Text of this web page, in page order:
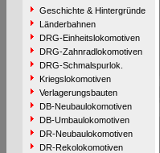
Geschichte & Hintergründe
Länderbahnen
DRG-Einheitslokomotiven
DRG-Zahnradlokomotiven
DRG-Schmalspurlok.
Kriegslokomotiven
Verlagerungsbauten
DB-Neubaulokomotiven
DB-Umbaulokomotiven
DR-Neubaulokomotiven
DR-Rekolokomotiven